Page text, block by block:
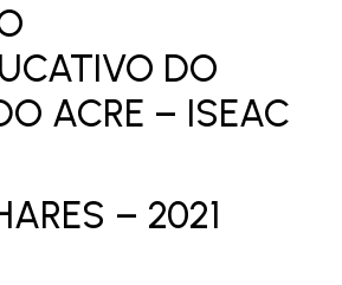
DO
ACRE – ISEAC
– 2021